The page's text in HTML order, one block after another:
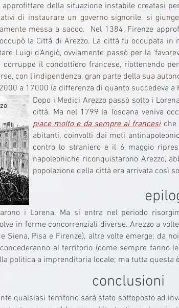
della situazione instabile creatasi
di instaurare un governo signorile, si
messa a sacco.
Nel 1384, Firenze
la Città di Arezzo. La città fu occupata
Luigi d’Angiò, ovviamente passò per la
corruppe il condottiero francese, riottenendo
con l'indipendenza, gran parte della sua
a 17000 (a differenza di quanto succedeva a
Dopo i Medici Arezzo passò sotto i
città. Ma nel 1799 la Toscana veniva
piace molto e da sempre ai francesiche
abitanti, coinvolti dai moti
contro lo straniero e il 6 maggio
napoleoniche riconquistarono Arezzo,
popolazione della città era arrivata così
i Lorena. Ma si entra nel periodo
in forme concorrenziali diverse. Arezzo a
Siena, Pisa e Firenze), altre volte emerge: da
al territorio (come sempre fanno
politica a imprenditoria locale; ma tutta questa
conclusioni
qualsiasi territorio sarà stato sottoposto ad